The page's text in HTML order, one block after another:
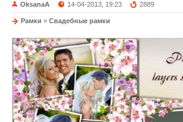
OksanaA 14-04-2013, 19:23 2889
Рамки » Свадебные рамки